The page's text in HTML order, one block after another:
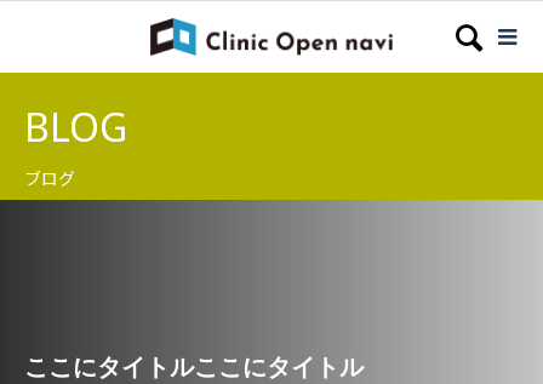
BLOG
ブログ
ここにタイトルここにタイトル